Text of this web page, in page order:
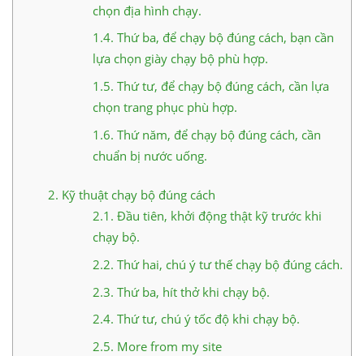
chọn địa hình chạy.
1.4. Thứ ba, để chạy bộ đúng cách, bạn cần
lựa chọn giày chạy bộ phù hợp.
1.5. Thứ tư, để chạy bộ đúng cách, cần lựa
chọn trang phục phù hợp.
1.6. Thứ năm, để chạy bộ đúng cách, cần
chuẩn bị nước uống.
2. Kỹ thuật chạy bộ đúng cách
2.1. Đầu tiên, khởi động thật kỹ trước khi
chạy bộ.
2.2. Thứ hai, chú ý tư thế chạy bộ đúng cách.
2.3. Thứ ba, hít thở khi chạy bộ.
2.4. Thứ tư, chú ý tốc độ khi chạy bộ.
2.5. More from my site